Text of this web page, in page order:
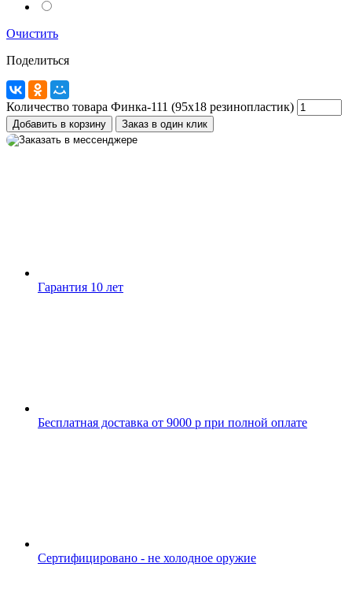
Очистить
Поделиться
Количество товара Финка-111 (95х18 резинопластик)
Добавить в корзину Заказ в один клик
Гарантия 10 лет
Бесплатная доставка от 9000 р при полной оплате
Сертифицировано - не холодное оружие